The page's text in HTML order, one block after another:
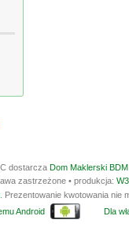
dostarcza Dom Maklerski
zastrzeżone • produkcja:
. Prezentowanie kwotowania
Android Dla